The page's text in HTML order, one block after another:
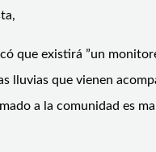
que existirá ”un
lluvias que vienen
a la comunidad es